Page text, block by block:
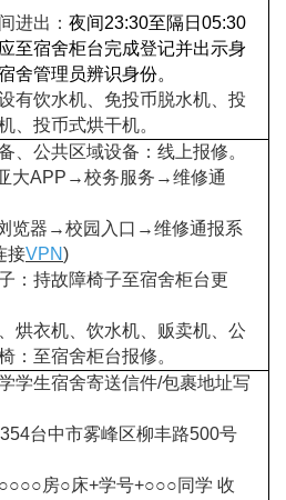
进出： 夜间23:30至隔日05:30
至宿舍柜台完成登记并出示身
舍管理员辨识身份。
有饮水机、免投币脱水机、投
、投币式烘干机。
、公共区域设备：线上报修。
大APP →校务服务 →维修通
览器 →校园入口 →维修通报系
接VPN)
：持故障椅子至宿舍柜台更
烘衣机、饮水机、贩卖机、公
：至宿舍柜台报修。
学生宿舍寄送信件/包裹地址写
台中市雾峰区柳丰路500号
房○床+学号+○○○同学 收